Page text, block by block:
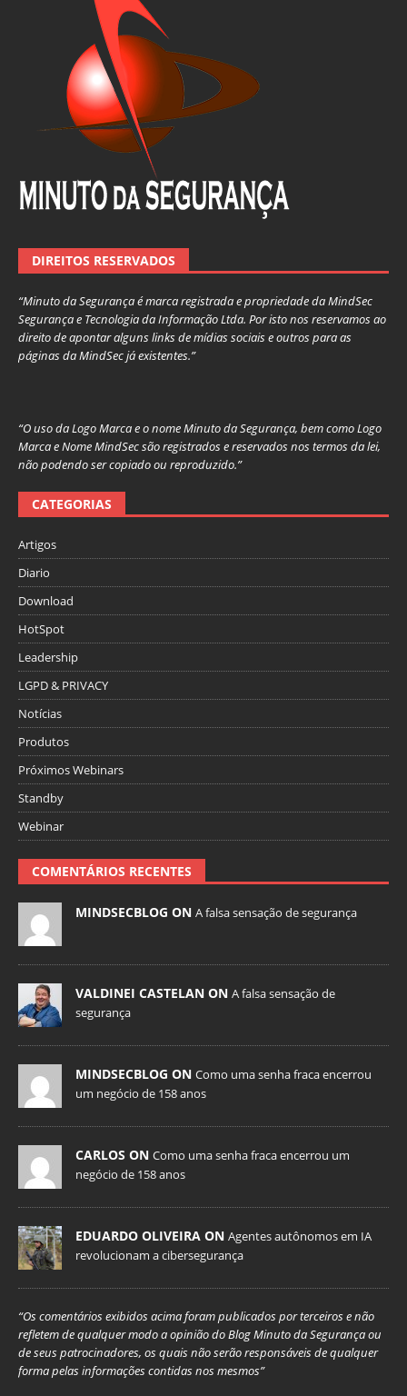
DIREITOS RESERVADOS
“Minuto da Segurança é marca registrada e propriedade da MindSec
Segurança e Tecnologia da Informação Ltda. Por isto nos reservamos ao
direito de apontar alguns links de mídias sociais e outros para as
páginas da MindSec já existentes.”
“O uso da Logo Marca e o nome Minuto da Segurança, bem como Logo
Marca e Nome MindSec são registrados e reservados nos termos da lei,
não podendo ser copiado ou reproduzido.”
CATEGORIAS
Artigos
Diario
Download
HotSpot
Leadership
LGPD & PRIVACY
Notícias
Produtos
Próximos Webinars
Standby
Webinar
COMENTÁRIOS RECENTES
MINDSECBLOG ON A falsa sensação de segurança
VALDINEI CASTELAN ON A falsa sensação de
segurança
MINDSECBLOG ON Como uma senha fraca encerrou
um negócio de 158 anos
CARLOS ON Como uma senha fraca encerrou um
negócio de 158 anos
EDUARDO OLIVEIRA ON Agentes autônomos em IA
revolucionam a cibersegurança
“Os comentários exibidos acima foram publicados por terceiros e não
refletem de qualquer modo a opinião do Blog Minuto da Segurança ou
de seus patrocinadores, os quais não serão responsáveis de qualquer
forma pelas informações contidas nos mesmos”